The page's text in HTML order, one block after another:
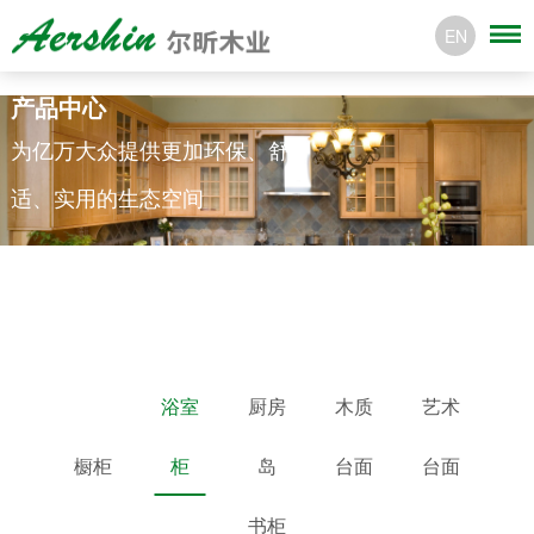
EN
产品中心
为亿万大众提供更加环保、舒
适、实用的生态空间
橱柜
浴室
柜
厨房
岛
木质
台面
艺术
台面
书柜